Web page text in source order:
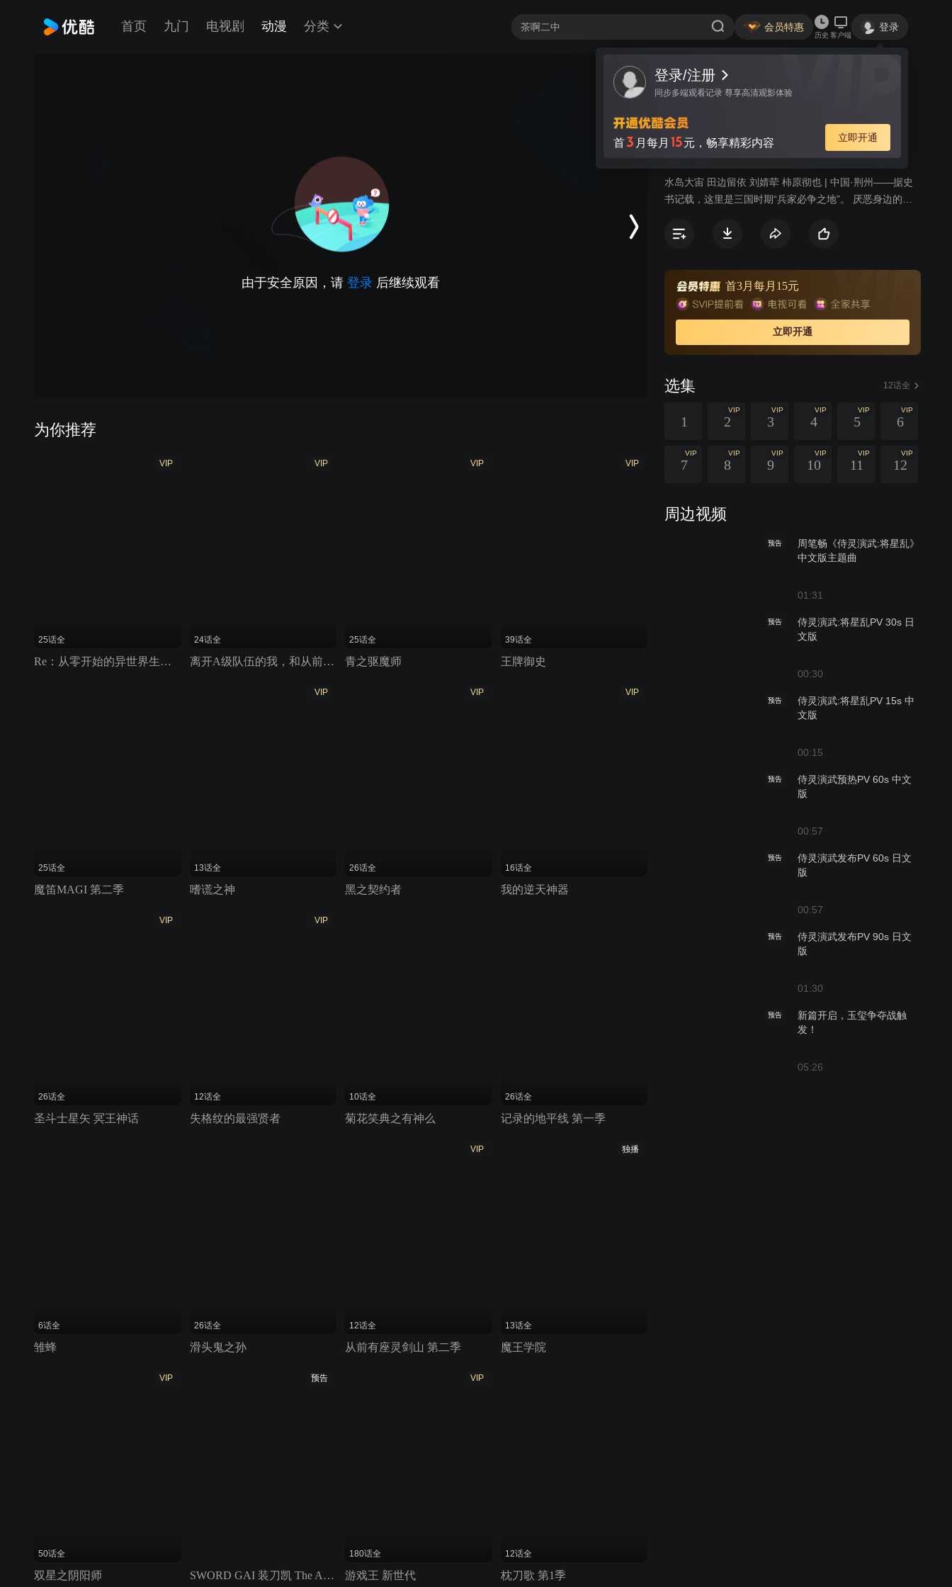
首页 九门 电视剧 动漫 分类 会员特惠
历史 客户端
登录
登录/注册
同步多端观看记录 尊享高清观影体验
首3 月每月 15元，畅享精彩内容 立即开通
由于安全原因，请 登录 后继续观看
视频 讨论
侍灵演武:将星乱
水岛大宙 田边留依 刘婧荦 柿原彻也 | 中国·荆州——据史
书记载，这里是三国时期“兵家必争之地”。 厌恶身边的历
梦醒之后，灵异事件接踵而至，莫名其妙之中，三国时代
壮烈的三国武将之战的孙宸，等待他的真正试炼又是什么
呢？
首3月每月15元
立即开通
选集 12话全
1
VIP
2
VIP
3
VIP
4
VIP
5
VIP
6
VIP
7
VIP
8
VIP
9
VIP
10
VIP
11
VIP
12
周边视频
预告
周笔畅《侍灵演武:将星乱》
中文版主题曲
01:31
预告
侍灵演武:将星乱PV 30s 日
文版
00:30
预告
侍灵演武:将星乱PV 15s 中
文版
00:15
预告
侍灵演武预热PV 60s 中文
版
00:57
预告
侍灵演武发布PV 60s 日文
版
00:57
预告
侍灵演武发布PV 90s 日文
版
01:30
预告
新篇开启，玉玺争夺战触
发！
05:26
为你推荐
VIP
25话全
Re：从零开始的异世界生活 第二季
VIP
24话全
离开A级队伍的我，和从前的弟子往迷宫深处迈进
VIP
25话全
青之驱魔师
VIP
39话全
王牌御史
25话全
魔笛MAGI 第二季
VIP
13话全
嗜谎之神
VIP
26话全
黑之契约者
VIP
16话全
我的逆天神器
VIP
26话全
圣斗士星矢 冥王神话
VIP
12话全
失格纹的最强贤者
10话全
菊花笑典之有神么
26话全
记录的地平线 第一季
6话全
雏蜂
26话全
滑头鬼之孙
VIP
12话全
从前有座灵剑山 第二季
独播
13话全
魔王学院
VIP
50话全
双星之阴阳师
预告
SWORD GAI 装刀凯 The Animation
VIP
180话全
游戏王 新世代
12话全
枕刀歌 第1季